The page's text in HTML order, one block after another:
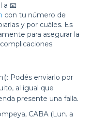
a 📧
con tu número de
y por cuáles. Es
para asegurar la
Podés enviarlo por
al igual que
presente una falla.
CABA (Lun. a